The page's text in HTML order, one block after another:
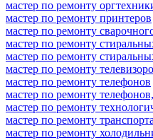
мастер по ремонту
мастер по ремонту принтеров
мастер по ремонту
мастер по ремонту
мастер по ремонту
мастер по ремонту
мастер по ремонту телефонов
мастер по ремонту
мастер по ремонту
мастер по ремонту транспорта
мастер по ремонту